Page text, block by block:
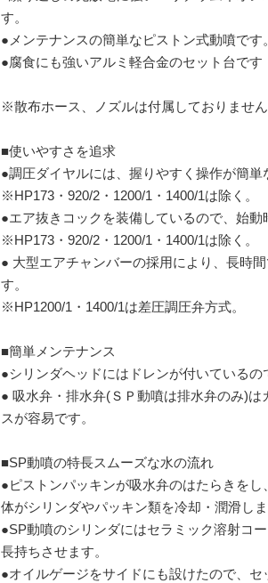
す。
●メンテナンスの簡単なピストン式動噴です。
●腐食にも強いアルミ軽合金のセット台です
※散布ホース、ノズルは付属しておりません
■使いやすさを追求
●調圧ダイヤルには、握りやすく操作が簡単
※HP173・920/2・1200/1・1400/1は除く。
●エア抜きコックを装備しているので、始動
※HP173・920/2・1200/1・1400/1は除く。
● 大型エアチャンバーの採用により、長時
す。
※HP1200/1・1400/1は差圧調圧弁方式。
■簡単メンテナンス
●シリンダヘッドにはドレンが付いているの
● 吸水弁・排水弁(ＳＰ動噴は排水弁のみ)
スが容易です。
■SP動噴の特長スムーズな水の流れ
●ピストンパッキンが吸水弁のはたらきを
体がシリンダやパッキン類を冷却・潤滑しま
●SP動噴のシリンダにはセラミック溶射コ
長持ちさせます。
●オイルゲージをサイドにも設けたので、セ